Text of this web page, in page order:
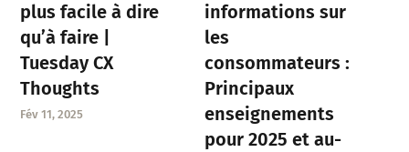
plus facile à dire
qu’à faire |
Tuesday CX
Thoughts
Fév 11, 2025
informations sur
les
consommateurs :
Principaux
enseignements
pour 2025 et au-